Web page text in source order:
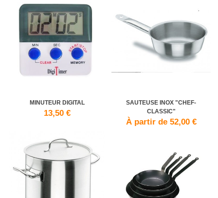
MINUTEUR DIGITAL
13,50 €
SAUTEUSE INOX "CHEF-
CLASSIC"
À partir de 52,00 €